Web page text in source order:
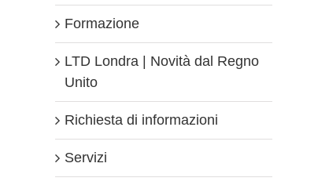
Formazione
LTD Londra | Novità dal Regno
Unito
Richiesta di informazioni
Servizi